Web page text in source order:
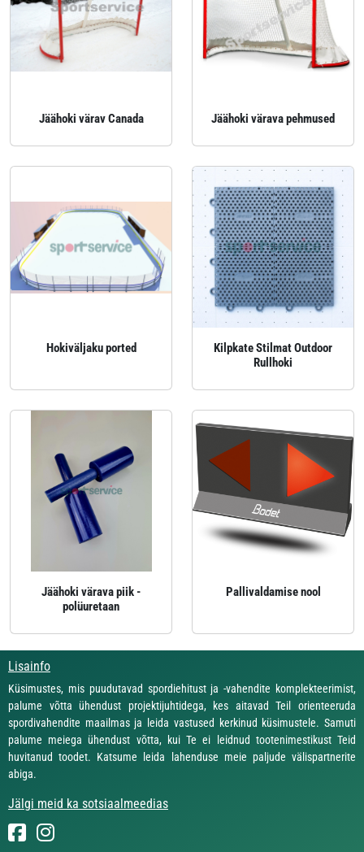
Jäähoki värav Canada Jäähoki värava pehmused
Hokiväljaku ported
Kilpkate Stilmat Outdoor
Rullhoki
Jäähoki värava piik -
polüuretaan
Pallivaldamise nool
Lisainfo
Küsimustes, mis puudutavad spordiehitust ja -vahendite komplekteerimist,
palume võtta ühendust projektijuhtidega, kes aitavad Teil orienteeruda
spordivahendite maailmas ja leida vastused kerkinud küsimustele. Samuti
palume meiega ühendust võtta, kui Te ei leidnud tootenimestikust Teid
huvitanud toodet. Katsume leida lahenduse meie paljude välispartnerite
abiga.
Jälgi meid ka sotsiaalmeedias